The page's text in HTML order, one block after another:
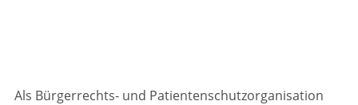
Als Bürgerrechts- und Patientenschutzorganisation